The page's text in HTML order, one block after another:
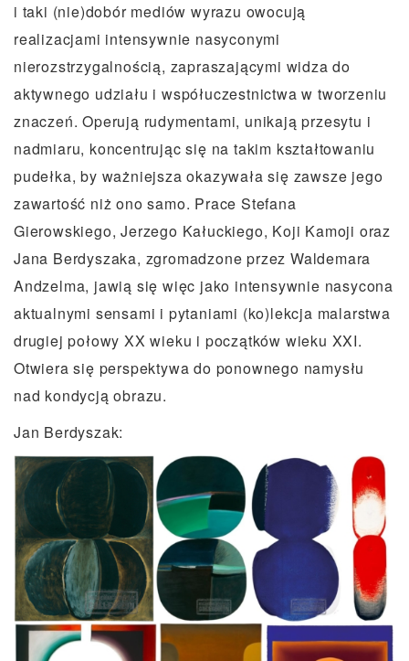
i taki (nie)dobór mediów wyrazu owocują
realizacjami intensywnie nasyconymi
nierozstrzygalnością, zapraszającymi widza do
aktywnego udziału i współuczestnictwa w tworzeniu
znaczeń. Operują rudymentami, unikają przesytu i
nadmiaru, koncentrując się na takim kształtowaniu
pudełka, by ważniejsza okazywała się zawsze jego
zawartość niż ono samo. Prace Stefana
Gierowskiego, Jerzego Kałuckiego, Koji Kamoji oraz
Jana Berdyszaka, zgromadzone przez Waldemara
Andzelma, jawią się więc jako intensywnie nasycona
aktualnymi sensami i pytaniami (ko)lekcja malarstwa
drugiej połowy XX wieku i początków wieku XXI.
Otwiera się perspektywa do ponownego namysłu
nad kondycją obrazu.
Jan Berdyszak: